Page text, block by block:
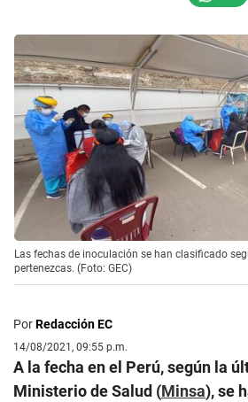
Las fechas de inoculación se han clasificado
pertenezcas. (Foto: GEC)
PorRedacción EC
14/08/2021, 09:55 p.m.
A la fecha en el Perú, según la
Ministerio de Salud (Minsa), se